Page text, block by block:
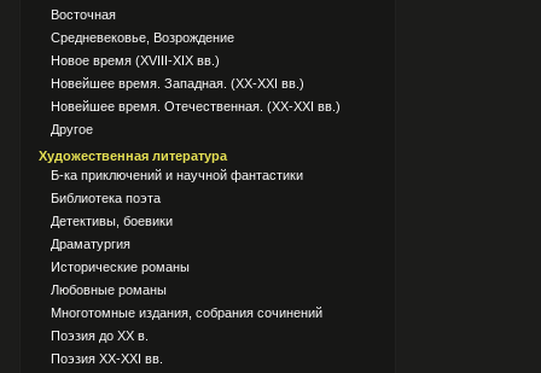
Восточная
Средневековье, Возрождение
Новое время (XVIII-XIX вв.)
Новейшее время. Западная. (XX-XXI вв.)
Новейшее время. Отечественная. (XX-XXI вв.)
Другое
Художественная литература
Б-ка приключений и научной фантастики
Библиотека поэта
Детективы, боевики
Драматургия
Исторические романы
Любовные романы
Многотомные издания, собрания сочинений
Поэзия до XX в.
Поэзия XX-XXI вв.